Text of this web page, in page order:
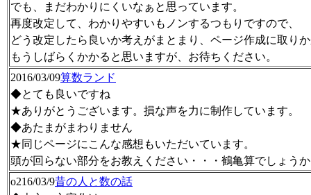
でも、まだわかりにくいなぁと思っています。
再度改定して、わかりやすいもノンするつもりですので、
どう改定したら良いか考えがまとまり、ページ作成に取り
もうしばらくかかると思いますが、お待ちください。
2016/03/09算数ランド
◆とても良いですね
★ありがとうございます。損な声を力に制作しています。
◆あたまがまわりません
★同じページにこんな感想もいただいています。
頭が回らない部分をお教えください・・・鶴亀算でしょう
o216/03/9昔の人と数の話